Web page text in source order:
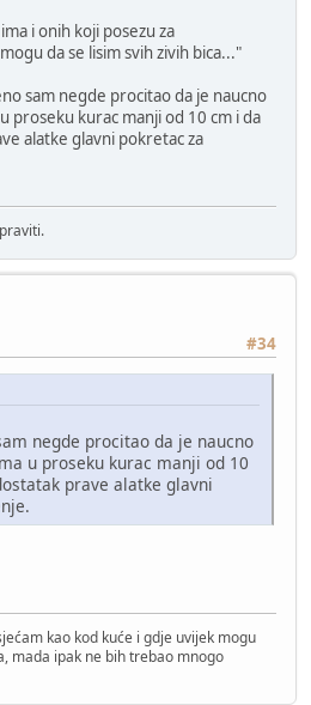
i onih koji posezu za
da se lisim svih zivih bica..."
sam negde procitao da je naucno
proseku kurac manji od 10 cm i da
alatke glavni pokretac za
#34
negde procitao da je naucno
u proseku kurac manji od 10
prave alatke glavni
kao kod kuće i gdje uvijek mogu
mada ipak ne bih trebao mnogo